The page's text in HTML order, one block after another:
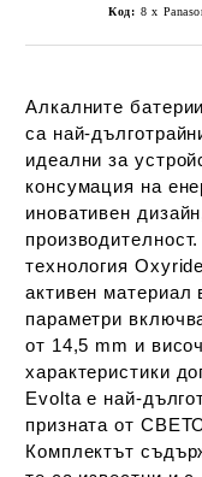
Код:
Алкалните
са най-
идеални за
консумация на
иновативен
технология
активен материал
параметри
от 14,5 mm и
характеристики
Evolta е най-
призната от
Комплектът